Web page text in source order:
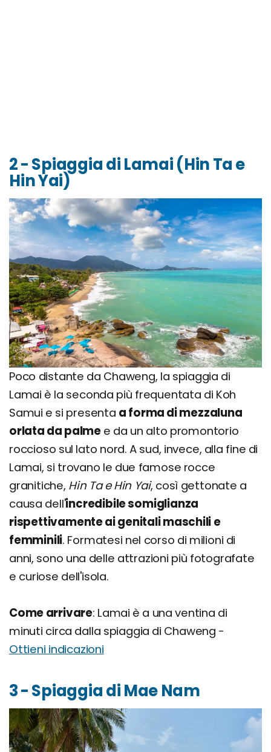
2 - Spiaggia di Lamai (Hin Ta e
Hin Yai)
Poco distante da Chaweng, la spiaggia di
Lamai è la seconda più frequentata di Koh
Samui e si presenta a forma di mezzaluna
orlata da palme e da un alto promontorio
roccioso sul lato nord. A sud, invece, alla fine di
Lamai, si trovano le due famose rocce
granitiche, Hin Ta e Hin Yai, così gettonate a
causa dell'incredibile somiglianza
rispettivamente ai genitali maschili e
femminili. Formatesi nel corso di milioni di
anni, sono una delle attrazioni più fotografate
e curiose dell'isola.
Come arrivare: Lamai è a una ventina di
minuti circa dalla spiaggia di Chaweng -
Ottieni indicazioni
3 - Spiaggia di Mae Nam